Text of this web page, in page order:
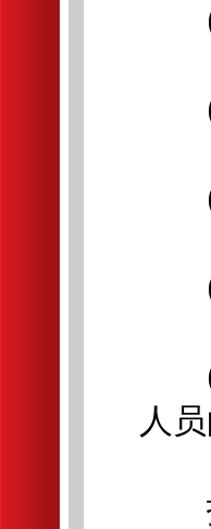
(
(
(
(
(
人
招